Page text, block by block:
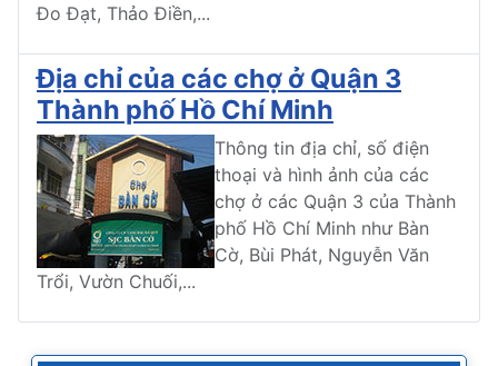
Đo Đạt, Thảo Điền,...
Địa chỉ của các chợ ở Quận 3
Thành phố Hồ Chí Minh
Thông tin địa chỉ, số điện
thoại và hình ảnh của các
chợ ở các Quận 3 của Thành
phố Hồ Chí Minh như Bàn
Cờ, Bùi Phát, Nguyễn Văn
Trổi, Vườn Chuối,...